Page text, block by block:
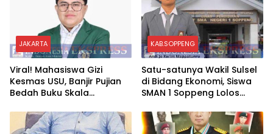
JAKARTA
Viral! Mahasiswa Gizi
Kesmas USU, Banjir Pujian
Bedah Buku Skala
Rupiah Referensi Akademik
Dunia
KAB.SOPPENG
Satu-satunya Wakil Sulsel
di Bidang Ekonomi, Siswa
SMAN 1 Soppeng Lolos
2026